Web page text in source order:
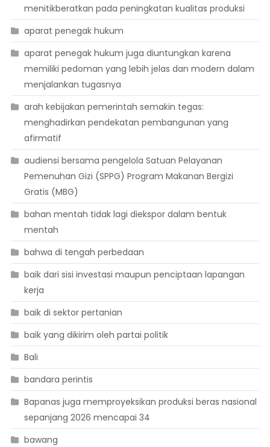
menitikberatkan pada peningkatan kualitas produksi
aparat penegak hukum
aparat penegak hukum juga diuntungkan karena
memiliki pedoman yang lebih jelas dan modern dalam
menjalankan tugasnya
arah kebijakan pemerintah semakin tegas:
menghadirkan pendekatan pembangunan yang
afirmatif
audiensi bersama pengelola Satuan Pelayanan
Pemenuhan Gizi (SPPG) Program Makanan Bergizi
Gratis (MBG)
bahan mentah tidak lagi diekspor dalam bentuk
mentah
bahwa di tengah perbedaan
baik dari sisi investasi maupun penciptaan lapangan
kerja
baik di sektor pertanian
baik yang dikirim oleh partai politik
Bali
bandara perintis
Bapanas juga memproyeksikan produksi beras nasional
sepanjang 2026 mencapai 34
bawang